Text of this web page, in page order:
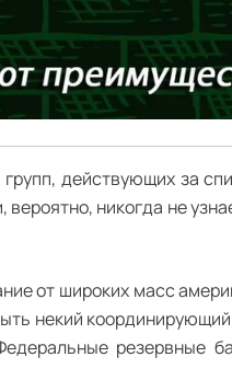
действующих за
никогда не
от широких масс
некий
резервные